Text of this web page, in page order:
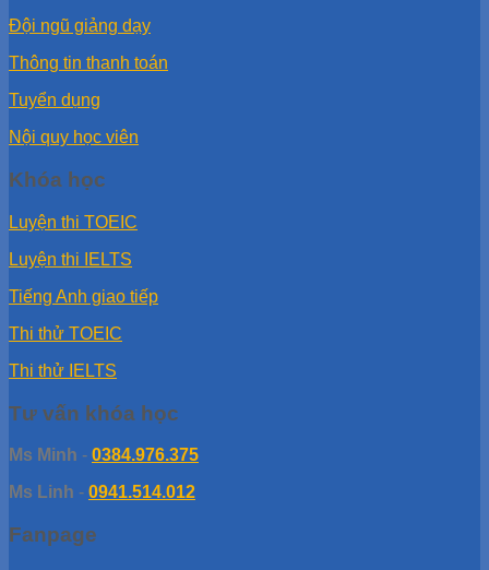
Đội ngũ giảng dạy
Thông tin thanh toán
Tuyển dụng
Nội quy học viên
Khóa học
Luyện thi TOEIC
Luyện thi IELTS
Tiếng Anh giao tiếp
Thi thử TOEIC
Thi thử IELTS
Tư vấn khóa học
Ms Minh - 0384.976.375
Ms Linh - 0941.514.012
Fanpage